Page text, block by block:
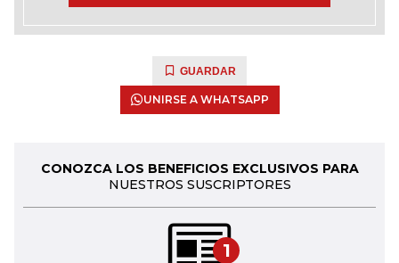
GUARDAR
UNIRSE A WHATSAPP
CONOZCA LOS BENEFICIOS EXCLUSIVOS PARA
NUESTROS SUSCRIPTORES
1